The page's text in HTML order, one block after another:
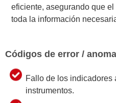
eficiente, asegurando que
toda la información
Códigos de error /
Fallo de los indicadores
instrumentos.